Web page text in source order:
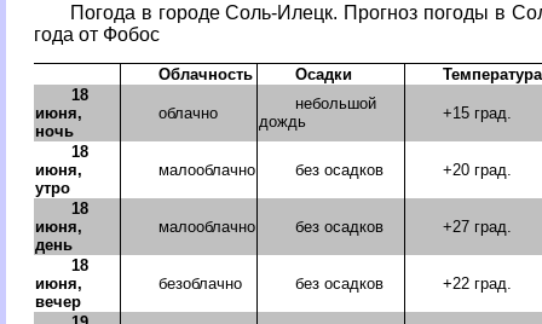
Погода в городе Соль-Илецк. Прогноз погоды в
года от Фобос
Облачность Осадки
Температура
18
июня,
ночь
облачно
небольшой
дождь
+15 град.
18
июня,
утро
малооблачно без осадков +20 град.
18
июня,
день
малооблачно без осадков +27 град.
18
июня,
вечер
безоблачно без осадков +22 град.